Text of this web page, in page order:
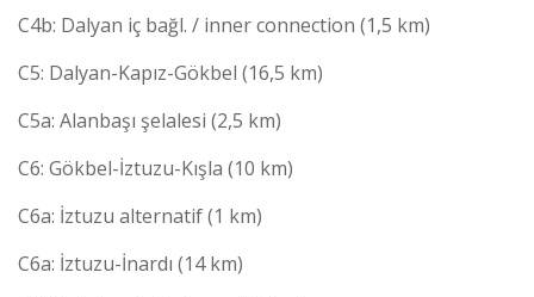
C4b: Dalyan iç bağl. / inner connection (1,5 km)
C5: Dalyan-Kapız-Gökbel (16,5 km)
C5a: Alanbaşı şelalesi (2,5 km)
C6: Gökbel-İztuzu-Kışla (10 km)
C6a: İztuzu alternatif (1 km)
C6a: İztuzu-İnardı (14 km)